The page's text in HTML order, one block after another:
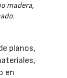
madera,
planos,
en